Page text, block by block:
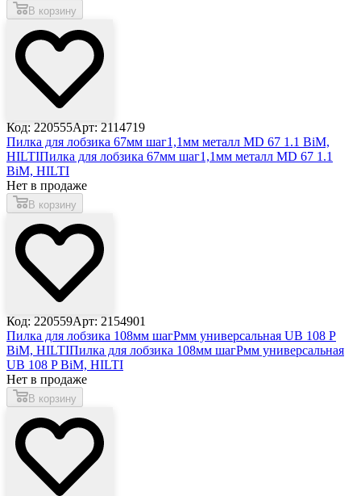
В корзину
Код: 220555Арт: 2114719
Пилка для лобзика 67мм шаг1,1мм металл MD 67 1.1 BiM,
HILTIПилка для лобзика 67мм шаг1,1мм металл MD 67 1.1
BiM, HILTI
Нет в продаже
В корзину
Код: 220559Арт: 2154901
Пилка для лобзика 108мм шагPмм универсальная UB 108 P
BiM, HILTIПилка для лобзика 108мм шагPмм универсальная
UB 108 P BiM, HILTI
Нет в продаже
В корзину